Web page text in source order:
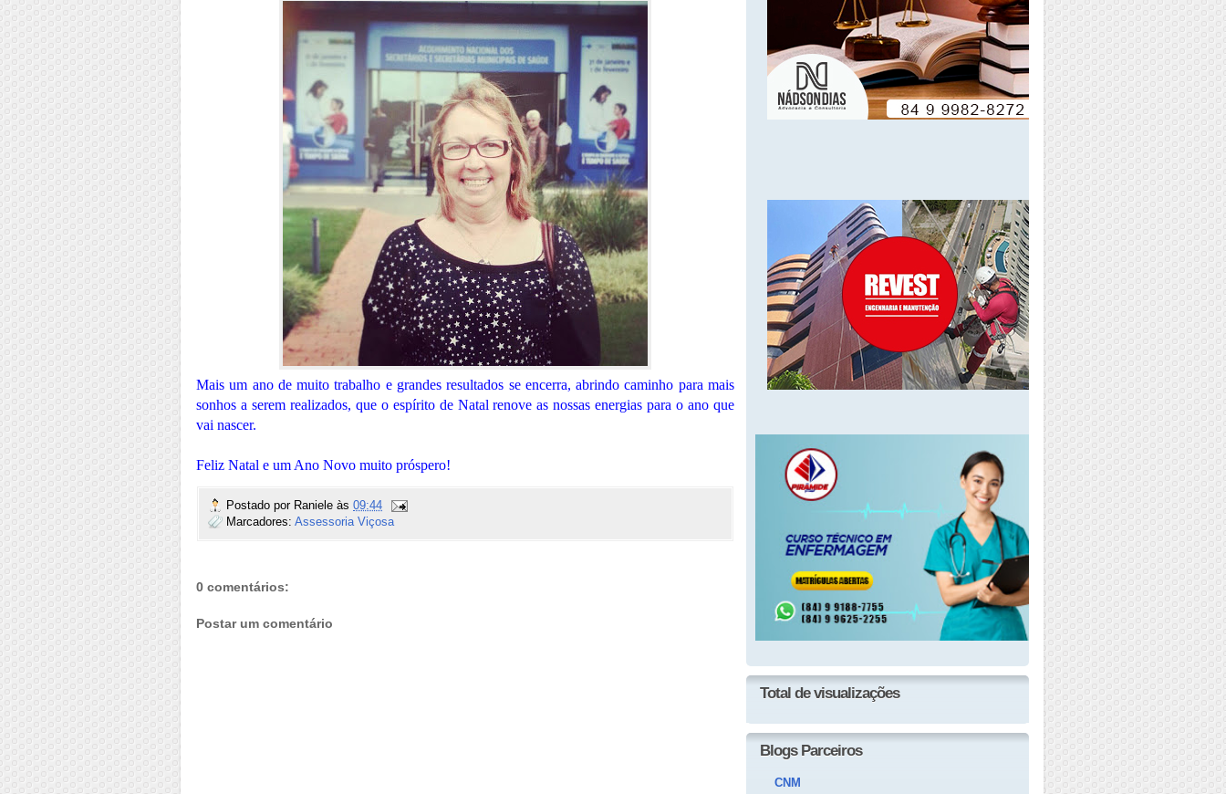
Mais um ano de muito trabalho e grandes resultados se encerra, abrindo caminho para mais
sonhos a serem realizados, que o espírito de Natal renove as nossas energias para o ano que
vai nascer.
Feliz Natal e um Ano Novo muito próspero!
Postado por Raniele às 09:44
Marcadores: Assessoria Viçosa
0 comentários:
Postar um comentário
Total de visualizações
Blogs Parceiros
CNM